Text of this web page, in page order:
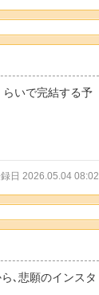
いで完結する予
日 2026.05.04 08:02
､悲願のインスタ